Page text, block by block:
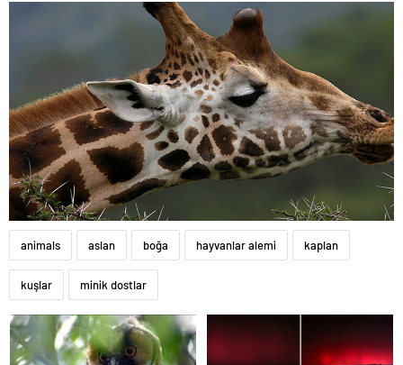
animals aslan boğa hayvanlar alemi kaplan
kuşlar minik dostlar